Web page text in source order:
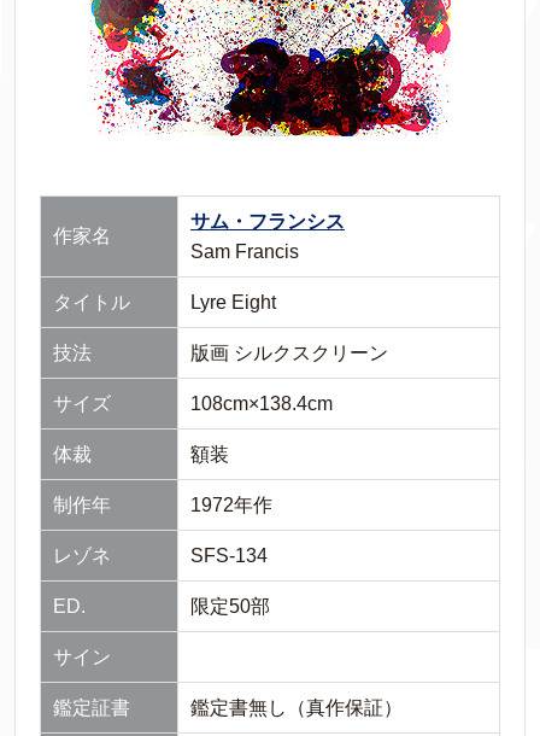
作家名
サム・フランシス
Sam Francis
タイトル Lyre Eight
技法 版画 シルクスクリーン
サイズ 108cm×138.4cm
体裁 額装
制作年 1972年作
レゾネ SFS-134
ED. 限定50部
サイン
鑑定証書 鑑定書無し（真作保証）